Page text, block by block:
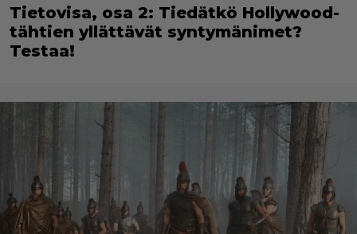
Tietovisa, osa 2: Tiedätkö Hollywood-
tähtien yllättävät syntymänimet?
Testaa!